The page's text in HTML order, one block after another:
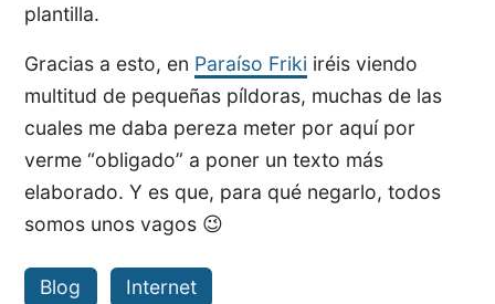
plantilla.
Gracias a esto, en Paraíso Friki iréis viendo
multitud de pequeñas píldoras, muchas de las
cuales me daba pereza meter por aquí por
verme “obligado” a poner un texto más
elaborado. Y es que, para qué negarlo, todos
somos unos vagos 😉
Blog Internet